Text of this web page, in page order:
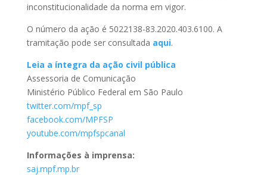
inconstitucionalidade da norma em vigor.
O número da ação é 5022138-83.2020.403.6100. A
tramitação pode ser consultada aqui.
Leia a íntegra da ação civil pública
Assessoria de Comunicação
Ministério Público Federal em São Paulo
twitter.com/mpf_sp
facebook.com/MPFSP
youtube.com/mpfspcanal
Informações à imprensa:
saj.mpf.mp.br